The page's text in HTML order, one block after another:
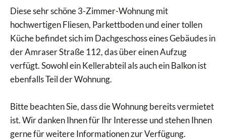
Diese sehr schöne 3-Zimmer-Wohnung mit
hochwertigen Fliesen, Parkettboden und einer tollen
Küche befindet sich im Dachgeschoss eines Gebäudes in
der Amraser Straße 112, das über einen Aufzug
verfügt. Sowohl ein Kellerabteil als auch ein Balkon ist
ebenfalls Teil der Wohnung.
Bitte beachten Sie, dass die Wohnung bereits vermietet
ist. Wir danken Ihnen für Ihr Interesse und stehen Ihnen
gerne für weitere Informationen zur Verfügung.